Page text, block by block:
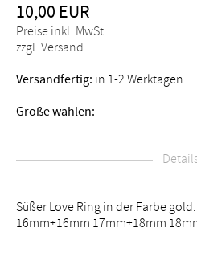
10,00 EUR
Preise inkl. MwSt
zzgl. Versand
Versandfertig: in 1-2 Werktagen
Größe wählen:
Süßer Love Ring in der Farbe
16mm+16mm 17mm+18mm